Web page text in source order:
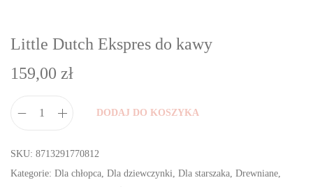
Little Dutch Ekspres do kawy
159,00 zł
o
ś
DODAJ DO KOSZYKA
SKU: 8713291770812
Kategorie: Dla chłopca, Dla dziewczynki, Dla starszaka, Drewniane,